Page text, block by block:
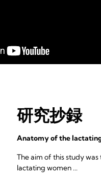
研究抄録
Anatomy of the
The aim of this study
lactating women ...